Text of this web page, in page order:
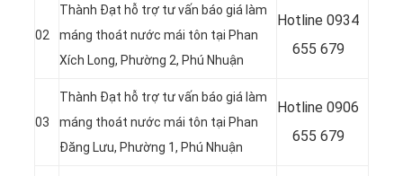
02
Thành Đạt hỗ trợ tư vấn báo giá làm
máng thoát nước mái tôn tại Phan
Xích Long, Phường 2, Phú Nhuận
Hotline 0934
655 679
03
Thành Đạt hỗ trợ tư vấn báo giá làm
máng thoát nước mái tôn tại Phan
Đăng Lưu, Phường 1, Phú Nhuận
Hotline 0906
655 679